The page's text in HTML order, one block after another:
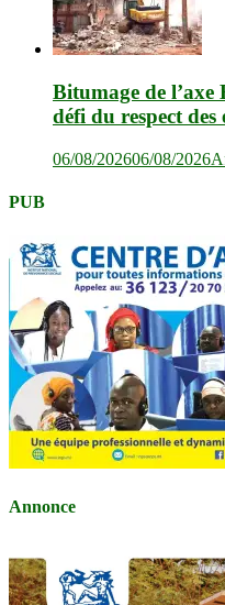
Bitumage de l’axe
défi du respect des
06/08/202606/08/2026
PUB
Annonce